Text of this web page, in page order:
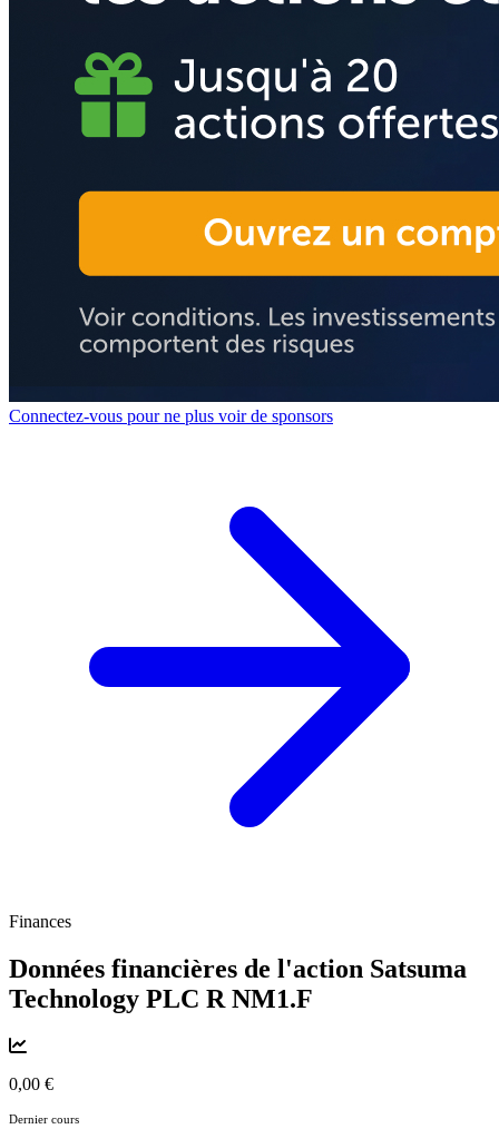
Connectez-vous pour ne plus voir de sponsors
Finances
Données financières de l'action Satsuma
Technology PLC R NM1.F
0,00 €
Dernier cours